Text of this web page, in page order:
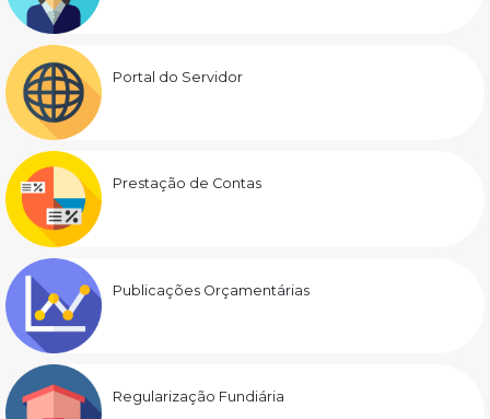
Portal do Servidor
Prestação de Contas
Publicações Orçamentárias
Regularização Fundiária